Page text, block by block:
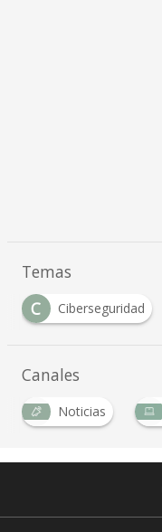
Temas
C
Ciberseguridad
Canales
Noticias